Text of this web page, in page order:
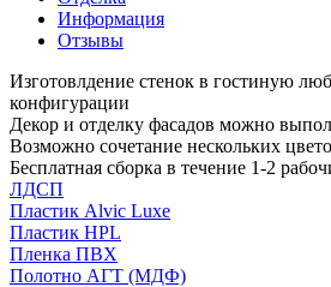
Информация
Отзывы
Изготовлдение стенок в гостиную
конфигурации
Декор и отделку фасадов можно
Возможно сочетание нескольких
Бесплатная сборка в течение 1-2
ЛДСП
Пластик Alvic Luxe
Пластик HPL
Пленка ПВХ
Полотно АГТ (МДФ)